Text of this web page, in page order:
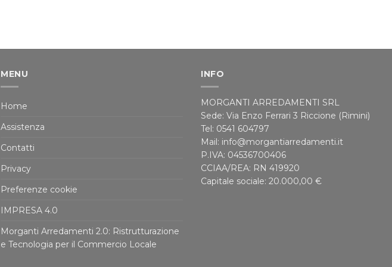
MENU
Home
Assistenza
Contatti
Privacy
Preferenze cookie
IMPRESA 4.0
Morganti Arredamenti 2.0: Ristrutturazione
e Tecnologia per il Commercio Locale
INFO
MORGANTI ARREDAMENTI SRL
Sede: Via Enzo Ferrari 3 Riccione (Rimini)
Tel: 0541 604797
Mail: info@morgantiarredamenti.it
P.IVA: 04536700406
CCIAA/REA: RN 419920
Capitale sociale: 20.000,00 €